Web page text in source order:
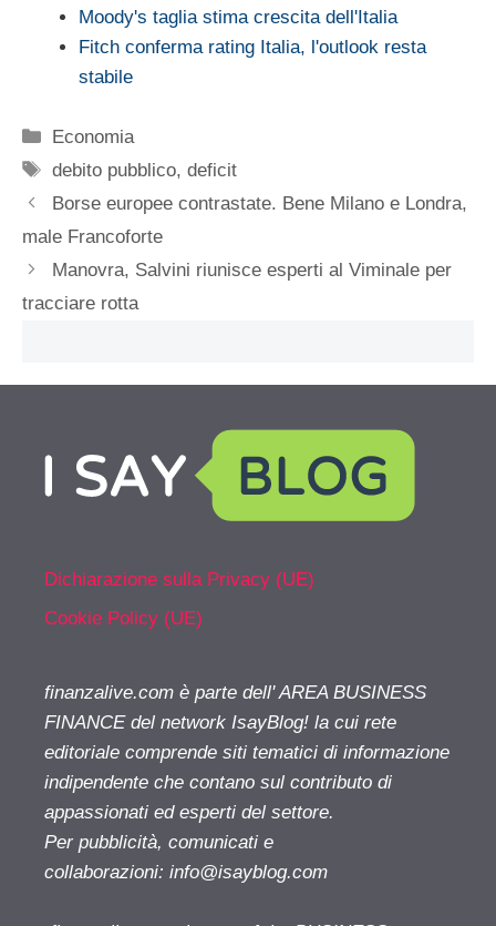
Moody's taglia stima crescita dell'Italia
Fitch conferma rating Italia, l'outlook resta
stabile
Categorie
Economia
Tag
debito pubblico,deficit
Borse europee contrastate. Bene Milano e Londra,
male Francoforte
Manovra, Salvini riunisce esperti al Viminale per
tracciare rotta
Dichiarazione sulla Privacy (UE)
Cookie Policy (UE)
finanzalive.com è parte dell' AREA BUSINESS
FINANCE del network IsayBlog! la cui rete
editoriale comprende siti tematici di informazione
indipendente che contano sul contributo di
appassionati ed esperti del settore.
Per pubblicità, comunicati e
collaborazioni: info@isayblog.com